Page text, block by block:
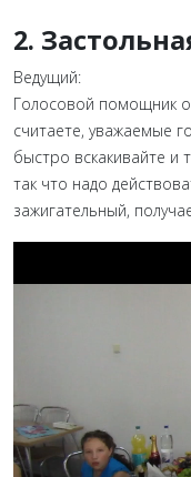
2.
Ведущий:
Голосовой помощник
считаете, уважаемые
быстро вскакивайте и
так что надо
зажигательный,